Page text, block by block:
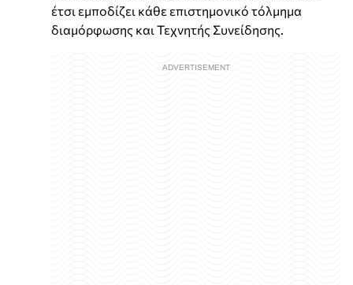
έτσι εμποδίζει κάθε επιστημονικό τόλμημα
διαμόρφωσης και Τεχνητής Συνείδησης.